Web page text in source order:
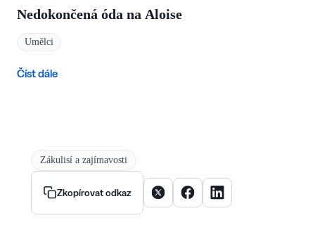
Nedokončená óda na Aloise
Umělci
Číst dále
Zákulisí a zajímavosti
Zkopírovat odkaz Sdílet článek na X
Sdílet článek na Facebooku
Sdílet článek na